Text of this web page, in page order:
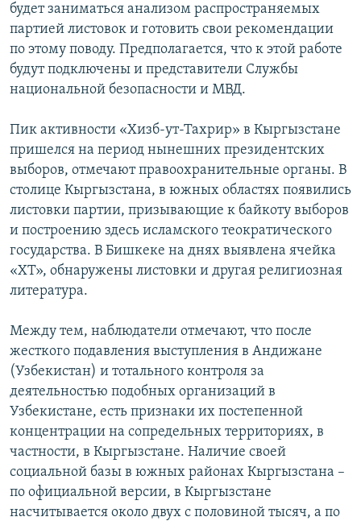
будет заниматься анализом распространяемых
партией листовок и готовить свои рекомендации
по этому поводу. Предполагается, что к этой работе
будут подключены и представители Службы
национальной безопасности и МВД.
Пик активности «Хизб-ут-Тахрир» в Кыргызстане
пришелся на период нынешних президентских
выборов, отмечают правоохранительные органы. В
столице Кыргызстана, в южных областях появились
листовки партии, призывающие к байкоту выборов
и построению здесь исламского теократического
государства. В Бишкеке на днях выявлена ячейка
«ХТ», обнаружены листовки и другая религиозная
литература.
Между тем, наблюдатели отмечают, что после
жесткого подавления выступления в Андижане
(Узбекистан) и тотального контроля за
деятельностью подобных организаций в
Узбекистане, есть признаки их постепенной
концентрации на сопредельных территориях, в
частности, в Кыргызстане. Наличие своей
социальной базы в южных районах Кыргызстана –
по официальной версии, в Кыргызстане
насчитывается около двух с половиной тысяч, а по